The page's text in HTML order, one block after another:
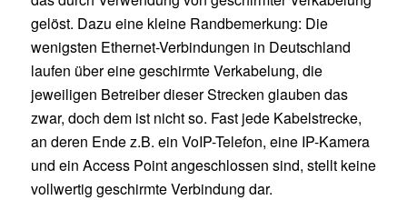
gelöst. Dazu eine kleine Randbemerkung: Die
wenigsten Ethernet-Verbindungen in Deutschland
laufen über eine geschirmte Verkabelung, die
jeweiligen Betreiber dieser Strecken glauben das
zwar, doch dem ist nicht so. Fast jede Kabelstrecke,
an deren Ende z.B. ein VoIP-Telefon, eine IP-Kamera
und ein Access Point angeschlossen sind, stellt keine
vollwertig geschirmte Verbindung dar.